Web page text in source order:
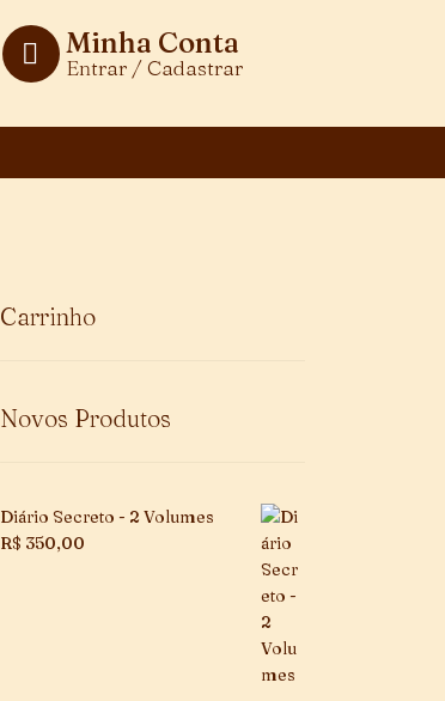
Minha Conta
Entrar / Cadastrar
Carrinho
Novos Produtos
Diário Secreto - 2 Volumes
R$ 350,00